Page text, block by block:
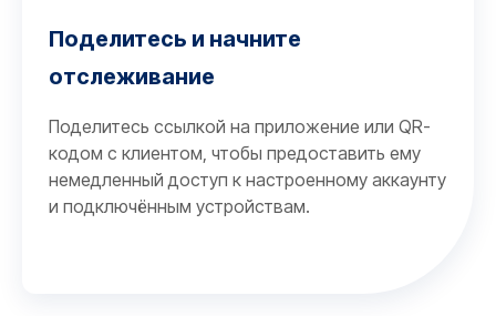
Поделитесь и начните
отслеживание
Поделитесь ссылкой на приложение или QR-
кодом с клиентом, чтобы предоставить ему
немедленный доступ к настроенному аккаунту
и подключённым устройствам.